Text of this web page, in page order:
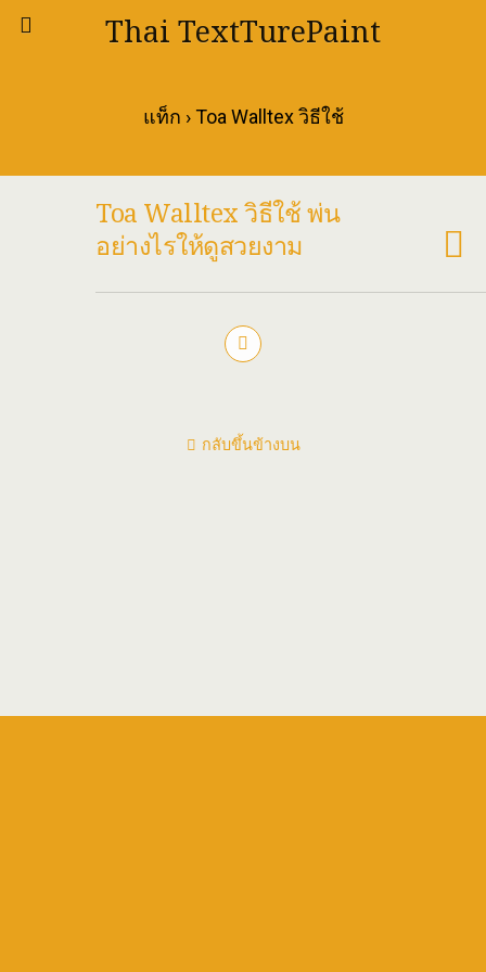
Thai TextTurePaint
แท็ก › Toa Walltex วิธีใช้
Toa Walltex วิธีใช้ พ่น
อย่างไรให้ดูสวยงาม
กลับขึ้นข้างบน